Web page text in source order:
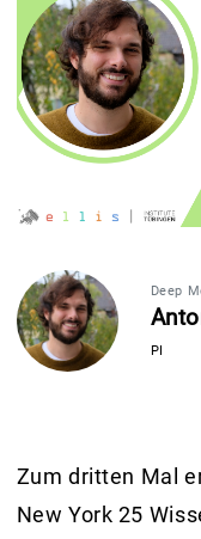
Deep
PI
Zum dritten Mal
New York 25